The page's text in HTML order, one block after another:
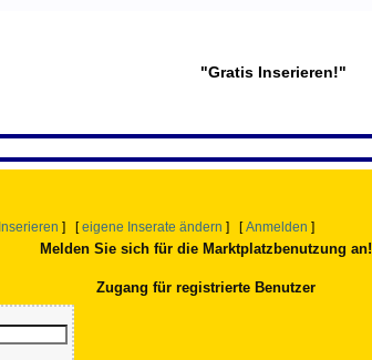
"Gratis Inserieren!"
Inserieren ] [eigene Inserate ändern ] [Anmelden ]
Melden Sie sich für die Marktplatzbenutzung an!
Zugang für registrierte Benutzer